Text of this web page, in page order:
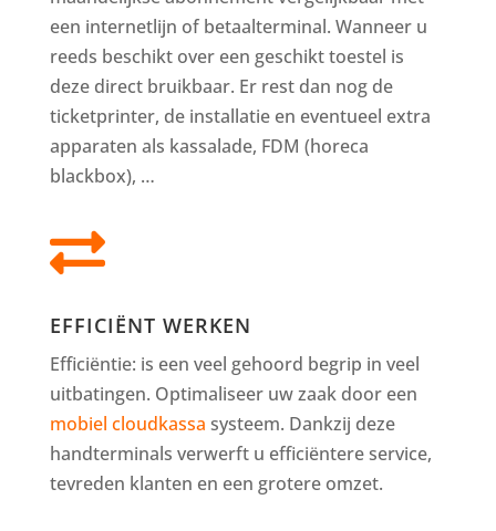
een internetlijn of betaalterminal. Wanneer u
reeds beschikt over een geschikt toestel is
deze direct bruikbaar. Er rest dan nog de
ticketprinter, de installatie en eventueel extra
apparaten als kassalade, FDM (horeca
blackbox), …

EFFICIËNT WERKEN
Efficiëntie: is een veel gehoord begrip in veel
uitbatingen. Optimaliseer uw zaak door een
mobiel cloudkassa systeem. Dankzij deze
handterminals verwerft u efficiëntere service,
tevreden klanten en een grotere omzet.